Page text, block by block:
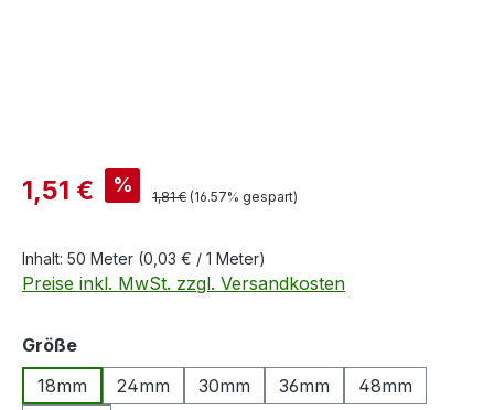
Verkaufspreis:
1,51 € % Regulärer Preis:
1,81 € (16.57% gespart)
Inhalt: 50 Meter (0,03 € / 1 Meter)
Preise inkl. MwSt. zzgl. Versandkosten
Größeauswählen
18mm
24mm 30mm 36mm
48mm